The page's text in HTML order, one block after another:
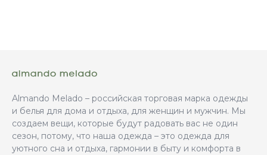
Almando Melado – российская торговая марка одежды
и белья для дома и отдыха, для женщин и мужчин. Мы
создаем вещи, которые будут радовать вас не один
сезон, потому, что наша одежда – это одежда для
уютного сна и отдыха, гармонии в быту и комфорта в